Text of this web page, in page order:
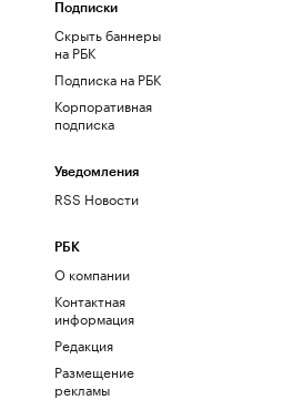
Подписки
Скрыть баннеры
на РБК
Подписка на РБК
Корпоративная
подписка
Уведомления
RSS Новости
РБК
О компании
Контактная
информация
Редакция
Размещение
рекламы